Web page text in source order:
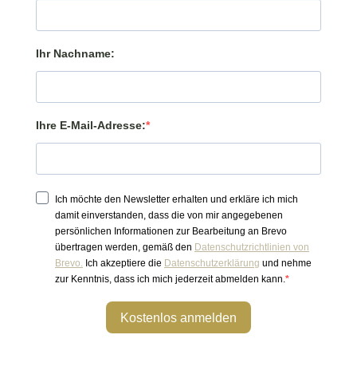
Ihr Nachname:
Ihre E-Mail-Adresse:
Ich möchte den Newsletter erhalten und erkläre ich mich
damit einverstanden, dass die von mir angegebenen
persönlichen Informationen zur Bearbeitung an Brevo
übertragen werden, gemäß den Datenschutzrichtlinien von
Brevo. Ich akzeptiere die Datenschutzerklärung und nehme
zur Kenntnis, dass ich mich jederzeit abmelden kann.
Kostenlos anmelden